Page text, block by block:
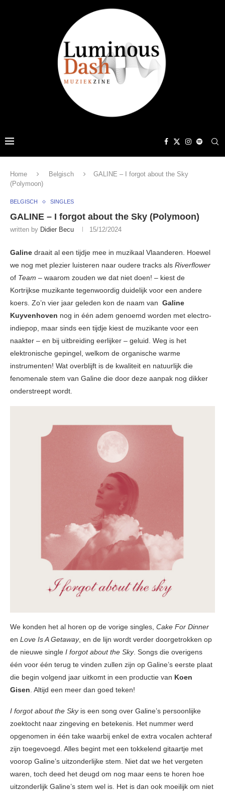
Home Belgisch
GALINE – I forgot about the Sky
(Polymoon)
BELGISCH SINGLES
GALINE – I forgot about the Sky (Polymoon)
written by Didier Becu 15/12/2024
Galine draait al een tijdje mee in muzikaal Vlaanderen. Hoewel
we nog met plezier luisteren naar oudere tracks als Riverflower
of Team – waarom zouden we dat niet doen! – kiest de
Kortrijkse muzikante tegenwoordig duidelijk voor een andere
koers. Zo’n vier jaar geleden kon de naam van Galine
Kuyvenhoven nog in één adem genoemd worden met electro-
indiepop, maar sinds een tijdje kiest de muzikante voor een
naakter – en bij uitbreiding eerlijker – geluid. Weg is het
elektronische gepingel, welkom de organische warme
instrumenten! Wat overblijft is de kwaliteit en natuurlijk die
fenomenale stem van Galine die door deze aanpak nog dikker
onderstreept wordt.
We konden het al horen op de vorige singles, Cake For Dinner
en Love Is A Getaway, en de lijn wordt verder doorgetrokken op
de nieuwe single I forgot about the Sky. Songs die overigens
één voor één terug te vinden zullen zijn op Galine’s eerste plaat
die begin volgend jaar uitkomt in een productie van Koen
Gisen. Altijd een meer dan goed teken!
I forgot about the Sky is een song over Galine’s persoonlijke
zoektocht naar zingeving en betekenis. Het nummer werd
opgenomen in één take waarbij enkel de extra vocalen achteraf
zijn toegevoegd. Alles begint met een tokkelend gitaartje met
voorop Galine’s uitzonderlijke stem. Niet dat we het vergeten
waren, toch deed het deugd om nog maar eens te horen hoe
uitzonderlijk Galine’s stem wel is. Het is dan ook moeilijk om niet